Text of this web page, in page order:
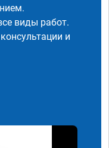
виды работ.
и